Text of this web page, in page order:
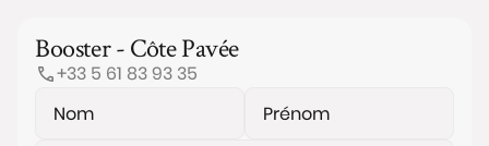
Booster - Côte Pavée
+33 5 61 83 93 35